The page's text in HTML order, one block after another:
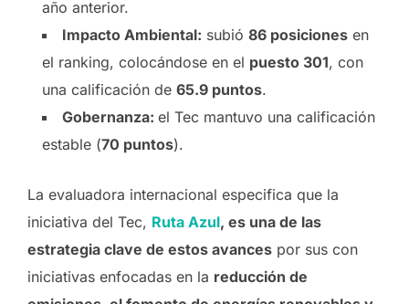
año anterior.
Impacto Ambiental: subió 86 posiciones en
el ranking, colocándose en el puesto 301, con
una calificación de 65.9 puntos.
Gobernanza: el Tec mantuvo una calificación
estable (70 puntos).
La evaluadora internacional especifica que la
iniciativa del Tec, Ruta Azul, es una de las
estrategia clave de estos avances por sus con
iniciativas enfocadas en la reducción de